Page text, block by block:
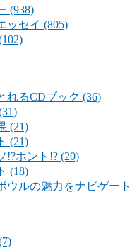
(938)
ッセイ (805)
れるCDブック (36)
(21)
(21)
!?ホント!? (20)
(18)
ウルの魅力をナビゲート